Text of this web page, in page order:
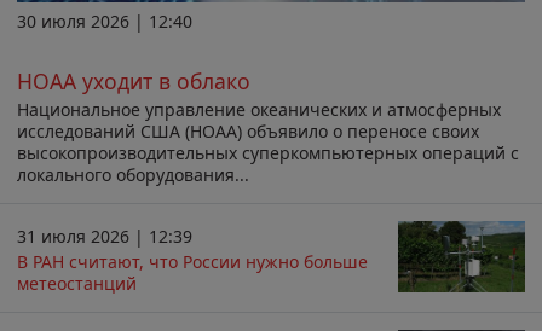
30 июля 2026 | 12:40
НОАА уходит в облако
Национальное управление океанических и атмосферных
исследований США (НОАА) объявило о переносе своих
высокопроизводительных суперкомпьютерных операций с
локального оборудования...
31 июля 2026 | 12:39
В РАН считают, что России нужно больше
метеостанций